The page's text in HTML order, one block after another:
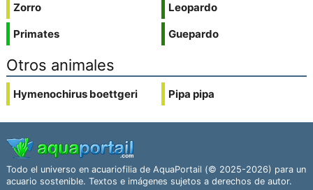
Zorro
Primates
Leopardo
Guepardo
Otros animales
Hymenochirus boettgeri Pipa pipa
Todo el universo en acuariofilia de AquaPortail (© 2025-2026) para un
acuario sostenible. Textos e imágenes sujetos a derechos de autor.